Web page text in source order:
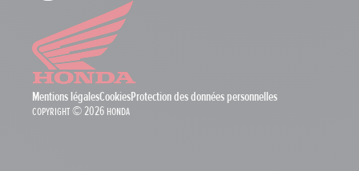
Mentions légalesCookiesProtection des données personnelles
Copyright © 2026 Honda